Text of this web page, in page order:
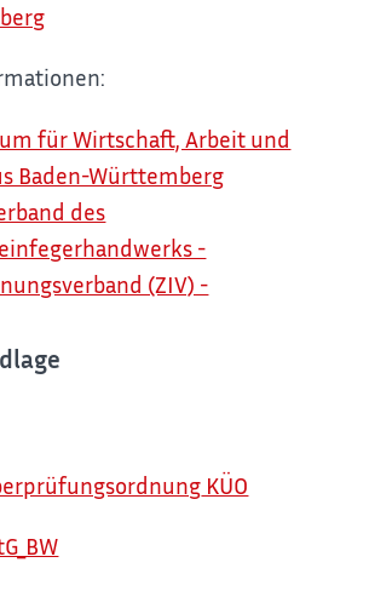
für Wirtschaft, Arbeit und
Baden-Württemberg
des
-
(ZIV) -
KÜO